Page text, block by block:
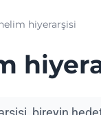
hiyerarşisi